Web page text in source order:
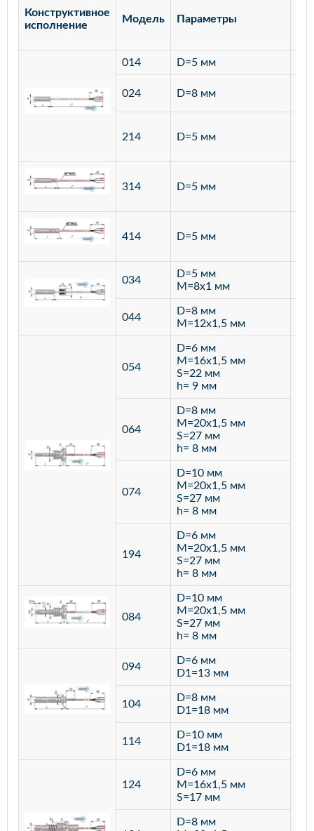
Конструктивное
исполнение
Модель Параметры
014 D=5 мм
024 D=8 мм
214 D=5 мм
314 D=5 мм
414 D=5 мм
034
D=5 мм
M=8х1 мм
044
D=8 мм
M=12х1,5 мм
054
D=6 мм
M=16х1,5 мм
S=22 мм
h= 9 мм
064
D=8 мм
M=20х1,5 мм
S=27 мм
h= 8 мм
074
D=10 мм
M=20х1,5 мм
S=27 мм
h= 8 мм
194
D=6 мм
M=20х1,5 мм
S=27 мм
h= 8 мм
084
D=10 мм
M=20х1,5 мм
S=27 мм
h= 8 мм
094
D=6 мм
D1=13 мм
104
D=8 мм
D1=18 мм
114
D=10 мм
D1=18 мм
124
D=6 мм
M=16х1,5 мм
S=17 мм
D=8 мм